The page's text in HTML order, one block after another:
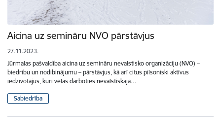
Aicina uz semināru NVO pārstāvjus
27.11.2023.
Jūrmalas pašvaldība aicina uz semināru nevalstisko organizāciju (NVO) –
biedrību un nodibinājumu – pārstāvjus, kā arī citus pilsoniski aktīvus
iedzīvotājus, kuri vēlas darboties nevalstiskajā…
Sabiedrība